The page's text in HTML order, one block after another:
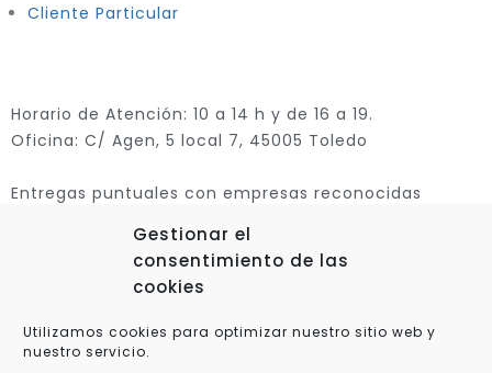
Gestionar el
consentimiento de las
cookies
Utilizamos cookies para optimizar nuestro sitio web y
nuestro servicio.
Cliente Particular
Horario de Atención: 10 a 14 h y de 16 a 19.
Oficina: C/ Agen, 5 local 7, 45005 Toledo
Entregas puntuales con empresas reconocidas